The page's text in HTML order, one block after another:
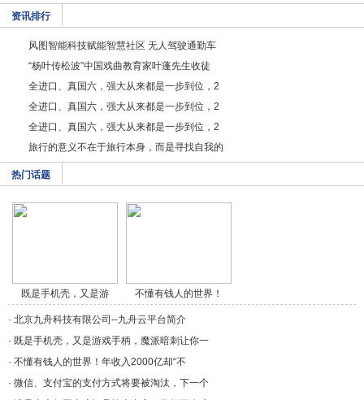
资讯排行
风图智能科技赋能智慧社区 无人驾驶通勤车
“杨叶传松波”中国戏曲教育家叶蓬先生收徒
全进口、真国六，强大从来都是一步到位，2
全进口、真国六，强大从来都是一步到位，2
全进口、真国六，强大从来都是一步到位，2
旅行的意义不在于旅行本身，而是寻找自我的
热门话题
既是手机壳，又是游
戏/a>
不懂有钱人的世界！
年/a>
· 北京九舟科技有限公司--九舟云平台简介
· 既是手机壳，又是游戏手柄，魔派暗刺让你一
· 不懂有钱人的世界！年收入2000亿却“不
· 微信、支付宝的支付方式将要被淘汰，下一个